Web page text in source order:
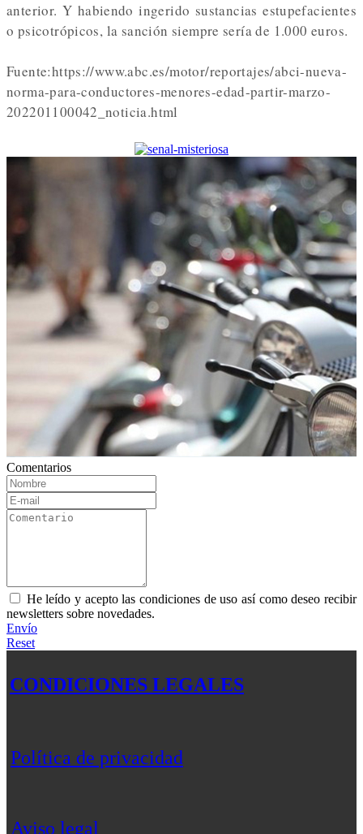
anterior. Y habiendo ingerido sustancias estupefacientes
o psicotrópicos, la sanción siempre sería de 1.000 euros.
Fuente:https://www.abc.es/motor/reportajes/abci-nueva-
norma-para-conductores-menores-edad-partir-marzo-
202201100042_noticia.html
Comentarios
He leído y acepto las condiciones de uso así como deseo recibir
newsletters sobre novedades.
Envío
Reset
CONDICIONES LEGALES
Política de privacidad
Aviso legal